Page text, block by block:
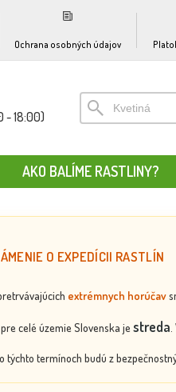
Ochrana osobných údajov
- 18:00)
AKO BALÍME RASTLINY?
O EXPEDÍCII RASTLÍN
extrémnych horúčav
celé územie Slovenska je streda
týchto termínoch budú z